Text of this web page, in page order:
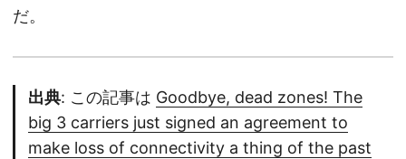
だ。
出典: この記事は Goodbye, dead zones! The
big 3 carriers just signed an agreement to
make loss of connectivity a thing of the past